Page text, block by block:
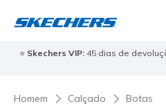
⭐ Skechers VIP:45 dias de
Homem Calçado Botas